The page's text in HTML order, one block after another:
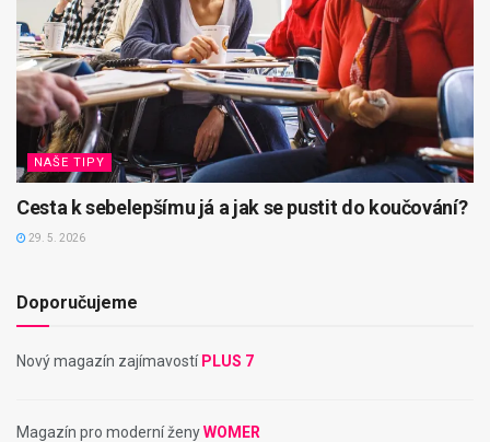
NAŠE TIPY
Cesta k sebelepšímu já a jak se pustit do koučování?
29. 5. 2026
Doporučujeme
Nový magazín zajímavostí PLUS 7
Magazín pro moderní ženyWOMER